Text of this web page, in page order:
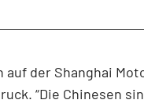
auf der Shanghai
“Die Chinesen